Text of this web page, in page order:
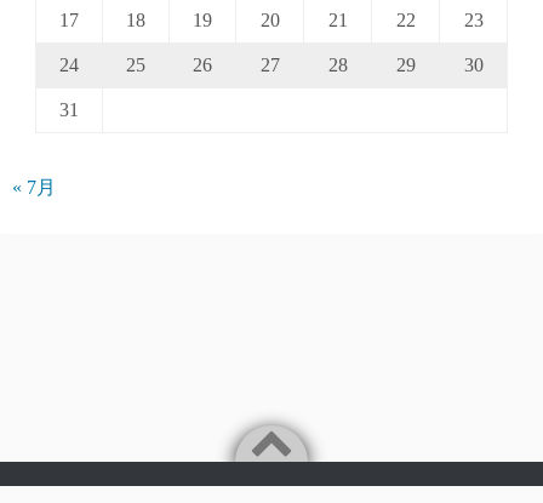
17 18 19 20 21 22 23
24 25 26 27 28 29 30
31
« 7月